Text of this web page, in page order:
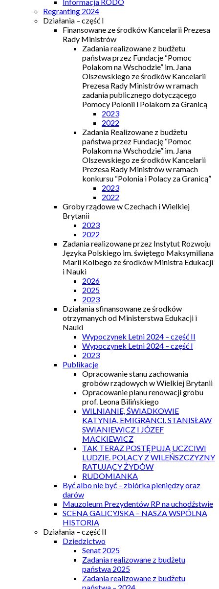
Regranting 2024
Działania – część I
Finansowane ze środków Kancelarii Prezesa
Rady Ministrów
Zadania realizowane z budżetu
państwa przez Fundacje “Pomoc
Polakom na Wschodzie” im. Jana
Olszewskiego ze środków Kancelarii
Prezesa Rady Ministrów w ramach
zadania publicznego dotyczącego
Pomocy Polonii i Polakom za Granicą
2023
2022
Zadania Realizowane z budżetu
państwa przez Fundację “Pomoc
Polakom na Wschodzie” im. Jana
Olszewskiego ze środków Kancelarii
Prezesa Rady Ministrów w ramach
konkursu “Polonia i Polacy za Granicą”
2023
2022
Groby rządowe w Czechach i Wielkiej
Brytanii
2023
2022
Zadania realizowane przez Instytut Rozwoju
Języka Polskiego im. świętego Maksymiliana
Marii Kolbego ze środków Ministra Edukacji
i Nauki
2026
2025
2023
Działania sfinansowane ze środków
otrzymanych od Ministerstwa Edukacji i
Nauki
Wypoczynek Letni 2024 – część II
Wypoczynek Letni 2024 – część I
2023
Publikacje
Opracowanie stanu zachowania
grobów rządowych w Wielkiej Brytanii
Opracowanie planu renowacji grobu
prof. Leona Bilińskiego
WILNIANIE, ŚWIADKOWIE
KATYNIA, EMIGRANCI. STANISŁAW
SWIANIEWICZ I JÓZEF
MACKIEWICZ
TAK TERAZ POSTĘPUJĄ UCZCIWI
LUDZIE. POLACY Z WILEŃSZCZYZNY
RATUJĄCY ŻYDÓW
RUDOMIANKA
Być albo nie być – zbiórka pieniędzy oraz
darów
Mauzoleum Prezydentów RP na uchodźstwie
SCENA GALICYJSKA – NASZA WSPÓLNA
HISTORIA
Działania – część II
Dziedzictwo
Senat 2025
Zadania realizowane z budżetu
państwa 2025
Zadania realizowane z budżetu